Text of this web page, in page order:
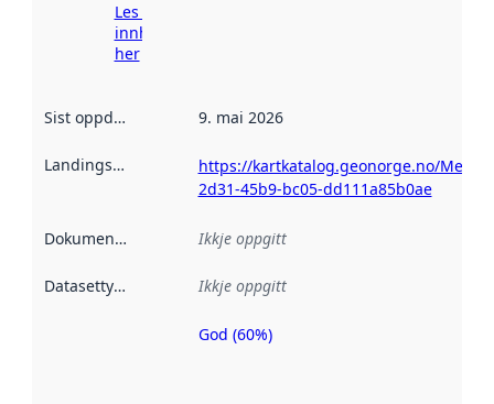
Les meir om
innhenting
her
Sist oppdatert 9. mai 2026
Landingsside
https://kartkatalog.geonorge.no/
2d31-45b9-bc05-dd111a85b0ae
Dokumentasjon Ikkje oppgitt
Datasettype Ikkje oppgitt
Metadatakvalitet
God (60%)